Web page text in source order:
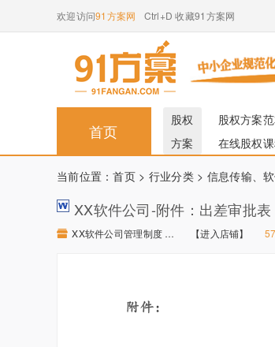
欢迎访问91方案网 Ctrl+D 收藏91方案网
首页
股权
方案
股权方案
在线股权
当前位置：首页> 行业分类> 信息传输、
XX软件公司-附件：出差审批表
XX软件公司管理制度 【进入店铺】 【进入店铺】